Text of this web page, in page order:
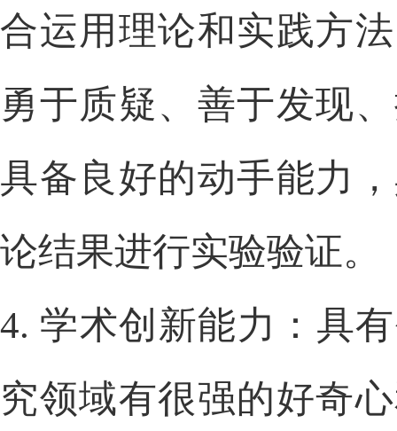
合运用理论和实践方
勇于质疑、善于发现
具备良好的动手能力
论结果进行实验验证。
4. 学术创新能力：具
究领域有很强的好奇